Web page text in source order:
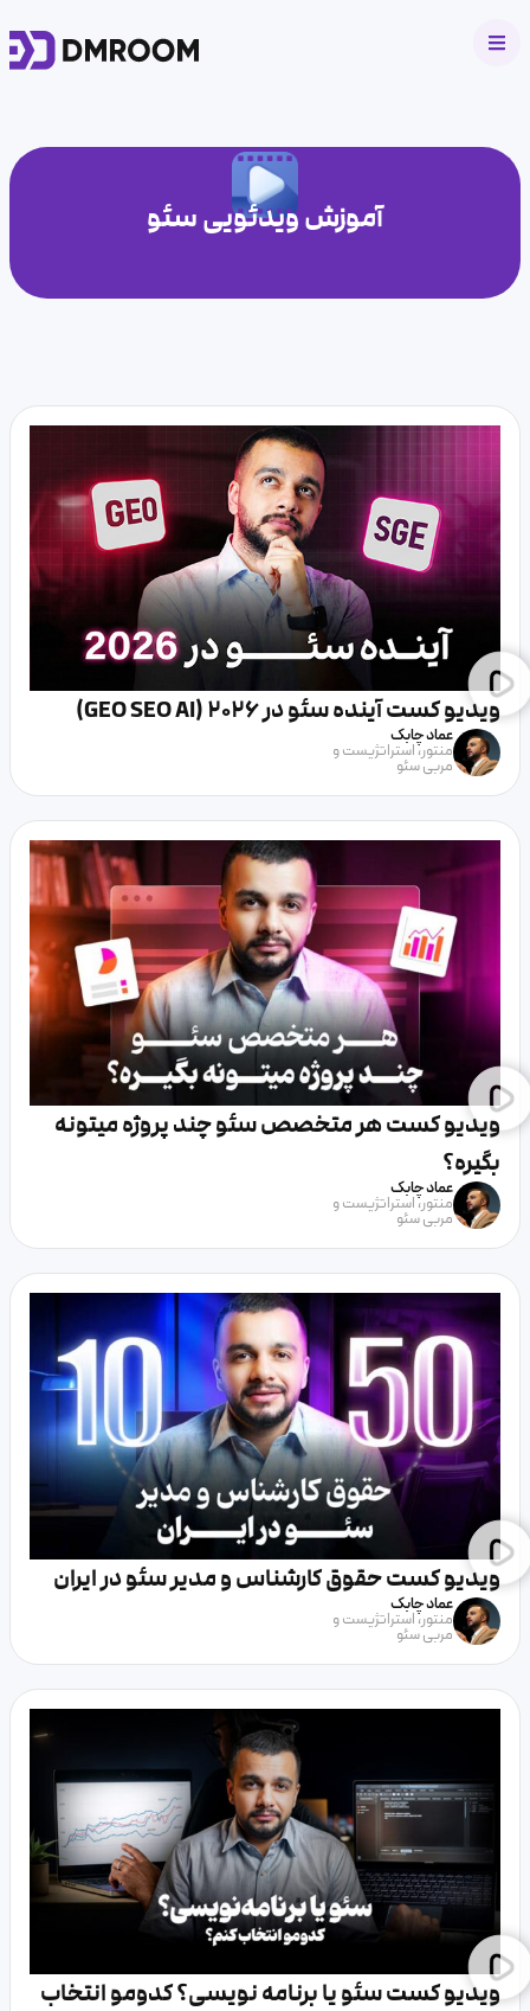
آموزش ویدئویی سئو
ویدیو کست آینده سئو در 2026 (GEO SEO AI)
عماد چابک
منتور، استراتژیست و
مربی سئو
ویدیو کست هر متخصص سئو چند پروژه میتونه
بگیره؟
عماد چابک
منتور، استراتژیست و
مربی سئو
⁨ویدیو کست حقوق کارشناس و مدیر سئو در ایران
عماد چابک
منتور، استراتژیست و
مربی سئو
ویدیو کست سئو یا برنامه نویسی؟ کدومو انتخاب